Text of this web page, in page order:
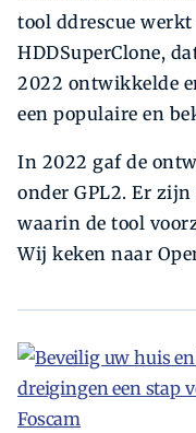
tool ddrescue
HDDSuperClone,
2022 ontwikkelde
een populaire en
In 2022 gaf de
onder GPL2. Er zijn
waarin de tool
Wij keken naar